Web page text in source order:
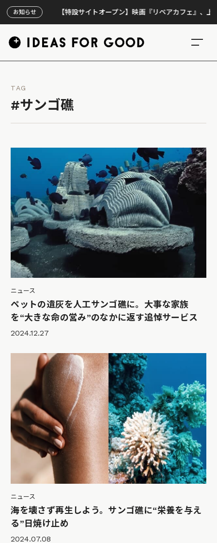
お知らせ【特設サイトオープン】映画『リペアカフェ』、上映300回
TAG
#サンゴ礁
ニュース
ペットの遺灰を人工サンゴ礁に。大事な家族
を“大きな命の営み”のなかに返す追悼サービス
2024.12.27
ニュース
海を壊さず再生しよう。サンゴ礁に“栄養を与え
る”日焼け止め
2024.07.08